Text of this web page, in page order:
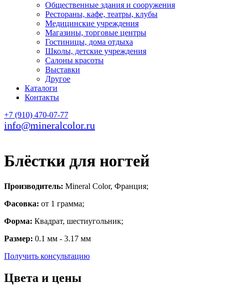
Общественные здания и сооружения
Рестораны, кафе, театры, клубы
Медицинские учреждения
Магазины, торговые центры
Гостиницы, дома отдыха
Школы, детские учреждения
Салоны красоты
Выставки
Другое
Каталоги
Контакты
+7 (910) 470-07-77
info@mineralcolor.ru
Блёстки для ногтей
Производитель: Mineral Сolor, Франция;
Фасовка: от 1 грамма;
Форма: Квадрат, шестиугольник;
Размер: 0.1 мм - 3.17 мм
Получить консультацию
Цвета и цены